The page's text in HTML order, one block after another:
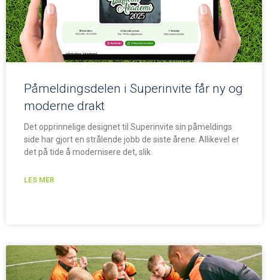
Påmeldingsdelen i Superinvite får ny og
moderne drakt
Det opprinnelige designet til Superinvite sin påmeldings
side har gjort en strålende jobb de siste årene. Allikevel er
det på tide å modernisere det, slik
LES MER